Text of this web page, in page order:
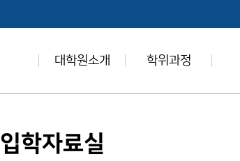
대학원소개 학위과정
입학자료실